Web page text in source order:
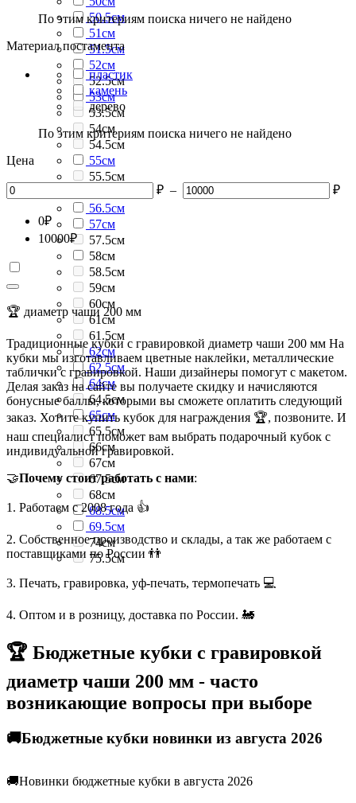
50.5см
51см
51.5см
52см
52.5см
53см
53.5см
54см
54.5см
55см
55.5см
56.5см
57см
57.5см
58см
58.5см
59см
60см
61см
61.5см
62см
62.5см
64см
64.5см
65см
65.5см
66см
67см
67.5см
68см
68.5см
69.5см
74см
75.5см
По этим критериям поиска ничего не найдено
Материал постамента
пластик
камень
дерево
По этим критериям поиска ничего не найдено
Цена
₽ – ₽
0₽
10000₽
🏆 диаметр чаши 200 мм
Традиционные кубки с гравировкой диаметр чаши 200 мм На
кубки мы изготавливаем цветные наклейки, металлические
таблички с гравировкой. Наши дизайнеры помогут с макетом.
Делая заказ на сайте вы получаете скидку и начисляются
бонусные баллы, которыми вы сможете оплатить следующий
заказ. Хотите купить кубок для награждения 🏆, позвоните. И
наш специалист поможет вам выбрать подарочный кубок с
индивидуальной гравировкой.
🤝Почему стоит работать с нами:
1. Работаем с 2008 года 👍
2. Собственное производство и склады, а так же работаем с
поставщиками по России 👬
3. Печать, гравировка, уф-печать, термопечать 💻
4. Оптом и в розницу, доставка по России. 🚂
🏆 Бюджетные кубки с гравировкой
диаметр чаши 200 мм - часто
возникающие вопросы при выборе
🚚Бюджетные кубки новинки из августа 2026
🚚Новинки бюджетные кубки в августа 2026